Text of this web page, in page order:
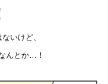
いけど、
んとか…！